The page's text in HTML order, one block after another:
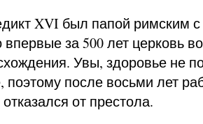
XVI был папой римским с
за 500 лет церковь
Увы, здоровье не
поэтому после восьми лет
от престола.